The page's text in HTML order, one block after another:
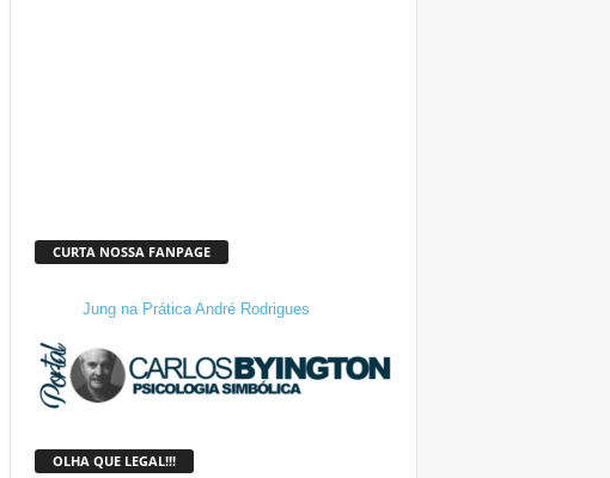
CURTA NOSSA FANPAGE
Jung na Prática André Rodrigues
OLHA QUE LEGAL!!!